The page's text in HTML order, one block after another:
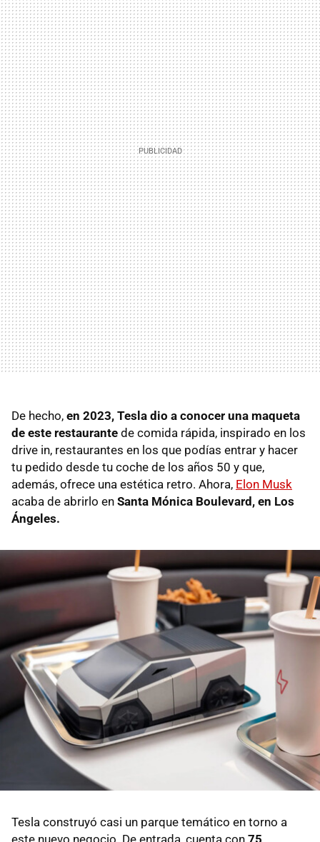
De hecho, en 2023, Tesla dio a conocer una maqueta
de este restaurante de comida rápida, inspirado en los
drive in, restaurantes en los que podías entrar y hacer
tu pedido desde tu coche de los años 50 y que,
además, ofrece una estética retro. Ahora, Elon Musk
acaba de abrirlo en Santa Mónica Boulevard, en Los
Ángeles.
Tesla construyó casi un parque temático en torno a
este nuevo negocio. De entrada, cuenta con 75